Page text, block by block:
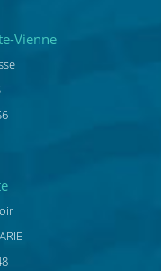
Vienne